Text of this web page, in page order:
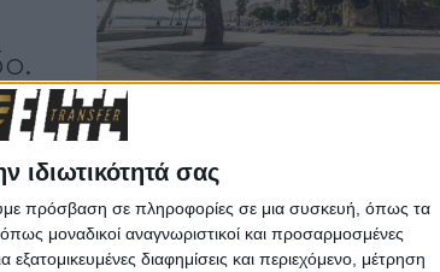
ιδιωτικότητά σας
πρόσβαση σε πληροφορίες σε μια συσκευή, όπως τα
μοναδικοί αναγνωριστικοί και προσαρμοσμένες
διαφημίσεις και περιεχόμενο, μέτρηση